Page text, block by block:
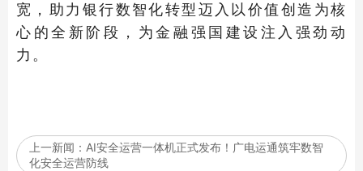
宽，助力银行数智化转型迈入以价值创造为核
心的全新阶段，为金融强国建设注入强劲动
力。
上一新闻： AI安全运营一体机正式发布！广电运通筑牢数智
化安全运营防线